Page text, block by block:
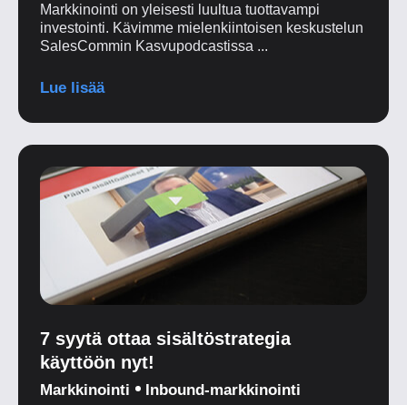
Markkinointi on yleisesti luultua tuottavampi
investointi. Kävimme mielenkiintoisen keskustelun
SalesCommin Kasvupodcastissa ...
Lue lisää
7 syytä ottaa sisältöstrategia
käyttöön nyt!
Markkinointi Inbound-markkinointi